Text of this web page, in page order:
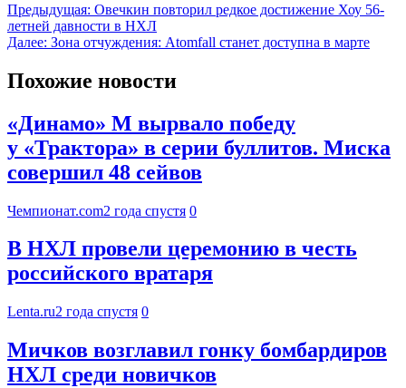
Предыдущая: Овечкин повторил редкое достижение Хоу 56-
летней давности в НХЛ
Далее: Зона отчуждения: Atomfall станет доступна в марте
Похожие новости
«Динамо» М вырвало победу
у «Трактора» в серии буллитов. Миска
совершил 48 сейвов
Чемпионат.com2 года спустя 0
В НХЛ провели церемонию в честь
российского вратаря
Lenta.ru2 года спустя 0
Мичков возглавил гонку бомбардиров
НХЛ среди новичков